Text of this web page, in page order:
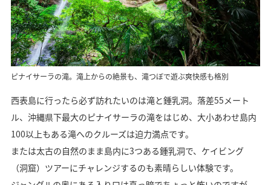
ピナイサーラの滝。滝上からの絶景も、滝つぼで遊ぶ爽快感も格別
西表島に行ったら必ず訪れたいのは滝と鍾乳洞。落差55メート
ル、沖縄県下最大のピナイサーラの滝をはじめ、大小あわせ島内
100以上もある滝へのクルーズは迫力満点です。
または太古の自然のまま島内に3つある鍾乳洞で、ケイビング
（洞窟）ツアーにチャレンジするのも素晴らしい体験です。